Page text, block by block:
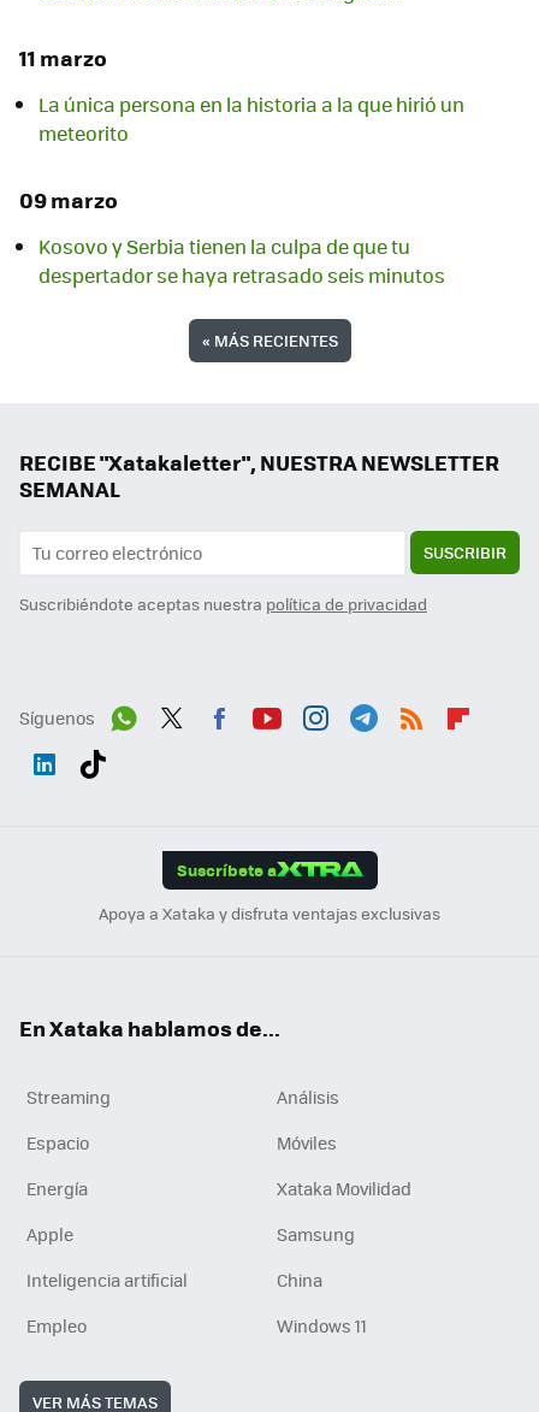
11 marzo
La única persona en la historia a la que hirió un
meteorito
09 marzo
Kosovo y Serbia tienen la culpa de que tu
despertador se haya retrasado seis minutos
« MÁS RECIENTES
RECIBE "Xatakaletter", NUESTRA NEWSLETTER
SEMANAL
SUSCRIBIR
Suscribiéndote aceptas nuestra política de privacidad
Síguenos
Suscríbete a
Apoya a Xataka y disfruta ventajas exclusivas
En Xataka hablamos de...
Streaming
Análisis
Espacio
Móviles
Energía
Xataka Movilidad
Apple
Samsung
Inteligencia artificial
China
Empleo
Windows 11
VER MÁS TEMAS